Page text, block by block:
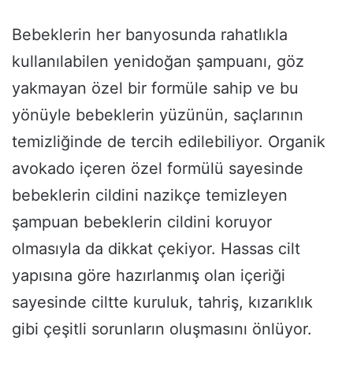
Bebeklerin her banyosunda rahatlıkla
kullanılabilen yenidoğan şampuanı, göz
yakmayan özel bir formüle sahip ve bu
yönüyle bebeklerin yüzünün, saçlarının
temizliğinde de tercih edilebiliyor. Organik
avokado içeren özel formülü sayesinde
bebeklerin cildini nazikçe temizleyen
şampuan bebeklerin cildini koruyor
olmasıyla da dikkat çekiyor. Hassas cilt
yapısına göre hazırlanmış olan içeriği
sayesinde ciltte kuruluk, tahriş, kızarıklık
gibi çeşitli sorunların oluşmasını önlüyor.